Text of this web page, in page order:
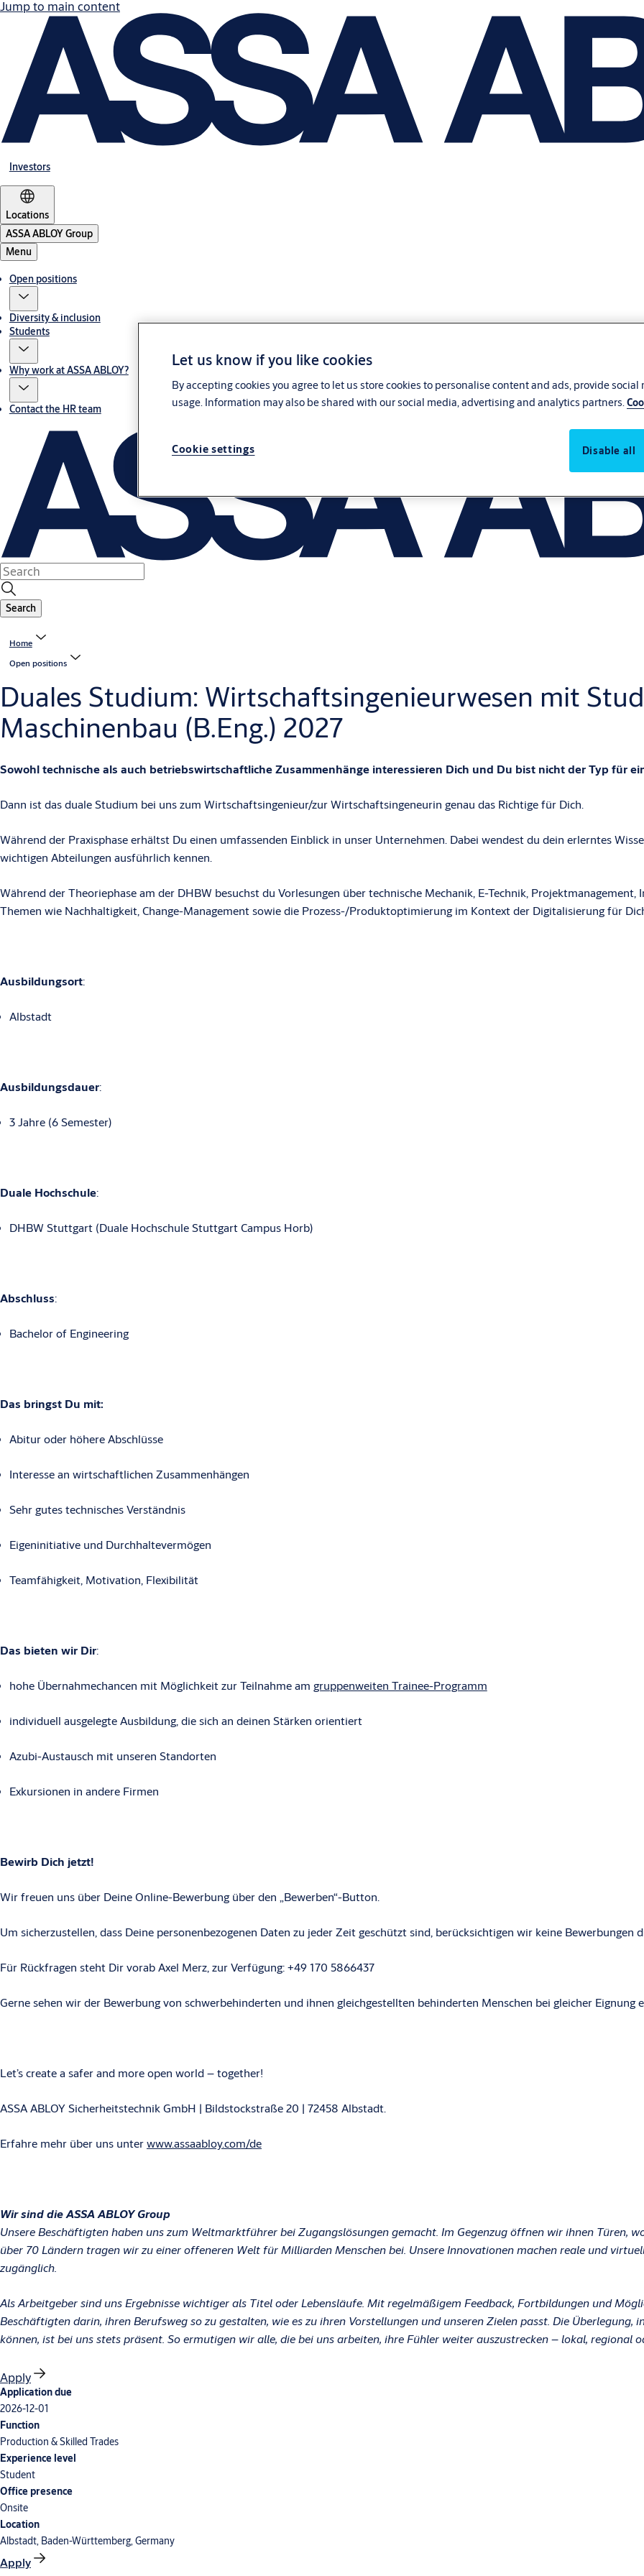
Jump to main content
Investors
Locations
ASSA ABLOY Group
Menu
Open positions
Diversity & inclusion
Students
Why work at ASSA ABLOY?
Contact the HR team
Search
Home
Open positions
Duales Studium: Wirtschaftsingenieurwesen mit
Maschinenbau (B.Eng.) 2027
Sowohl technische als auch betriebswirtschaftliche Zusammenhänge interessieren Dich und Du bist nicht der Typ für
Dann ist das duale Studium bei uns zum Wirtschaftsingenieur/zur Wirtschaftsingeneurin genau das Richtige für Dich.
Während der Praxisphase erhältst Du einen umfassenden Einblick in unser Unternehmen. Dabei wendest du dein erlerntes
wichtigen Abteilungen ausführlich kennen.
Während der Theoriephase am der DHBW besuchst du Vorlesungen über technische Mechanik, E-Technik,
Themen wie Nachhaltigkeit, Change-Management sowie die Prozess-/Produktoptimierung im Kontext der Digitalisierung für
Ausbildungsort:
Albstadt
Ausbildungsdauer:
3 Jahre (6 Semester)
Duale Hochschule:
DHBW Stuttgart (Duale Hochschule Stuttgart Campus Horb)
Abschluss:
Bachelor of Engineering
Das bringst Du mit:
Abitur oder höhere Abschlüsse
Interesse an wirtschaftlichen Zusammenhängen
Sehr gutes technisches Verständnis
Eigeninitiative und Durchhaltevermögen
Teamfähigkeit, Motivation, Flexibilität
Das bieten wir Dir:
hohe Übernahmechancen mit Möglichkeit zur Teilnahme am gruppenweiten Trainee-Programm
individuell ausgelegte Ausbildung, die sich an deinen Stärken orientiert
Azubi-Austausch mit unseren Standorten
Exkursionen in andere Firmen
Bewirb Dich jetzt!
Wir freuen uns über Deine Online-Bewerbung über den „Bewerben“-Button.
Um sicherzustellen, dass Deine personenbezogenen Daten zu jeder Zeit geschützt sind, berücksichtigen wir keine Bewerbungen
Für Rückfragen steht Dir vorab Axel Merz, zur Verfügung: +49 170 5866437
Gerne sehen wir der Bewerbung von schwerbehinderten und ihnen gleichgestellten behinderten Menschen bei gleicher Eignung
Let’s create a safer and more open world – together!
ASSA ABLOY Sicherheitstechnik GmbH | Bildstockstraße 20 | 72458 Albstadt.
Erfahre mehr über uns unterwww.assaabloy.com/de
Wir sind die ASSA ABLOY Group
Unsere Beschäftigten haben uns zum Weltmarktführer bei Zugangslösungen gemacht. Im Gegenzug öffnen wir ihnen Türen,
über 70 Ländern tragen wir zu einer offeneren Welt für Milliarden Menschen bei. Unsere Innovationen machen reale und
zugänglich.
Als Arbeitgeber sind uns Ergebnisse wichtiger als Titel oder Lebensläufe. Mit regelmäßigem Feedback, Fortbildungen und
Beschäftigten darin, ihren Berufsweg so zu gestalten, wie es zu ihren Vorstellungen und unseren Zielen passt. Die
können, ist bei uns stets präsent. So ermutigen wir alle, die bei uns arbeiten, ihre Fühler weiter auszustrecken – lokal, regional
Apply
Application due
2026-12-01
Function
Production & Skilled Trades
Experience level
Student
Office presence
Onsite
Location
Albstadt, Baden-Württemberg, Germany
Apply
Let us know if you like cookies
By accepting cookies you agree to let us store cookies to personalise content and ads, provide
usage. Information may also be shared with our social media, advertising and analytics partners.
Cookie settings Disable all